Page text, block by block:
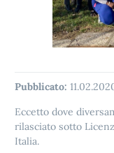
Pubblicato:
Eccetto dove
rilasciato sotto
Italia.